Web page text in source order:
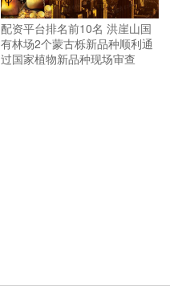
配资平台排名前10名 洪崖山国
有林场2个蒙古栎新品种顺利通
过国家植物新品种现场审查